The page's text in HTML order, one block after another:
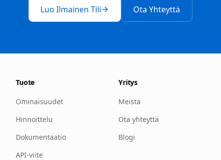
Luo Ilmainen Tili Ota Yhteyttä
Tuote
Ominaisuudet
Hinnoittelu
Dokumentaatio
API-viite
Yritys
Meistä
Ota yhteyttä
Blogi